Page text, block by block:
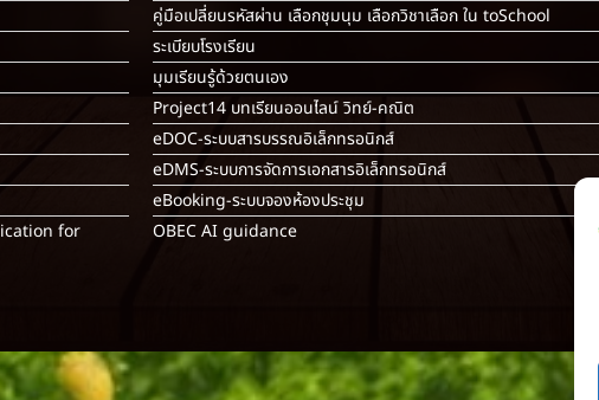
for
คู่มือเปลี่ยนรหัสผ่าน เลือกชุมนุม เลือกวิชาเลือก ใน toSchool
ระเบียบโรงเรียน
มุมเรียนรู้ด้วยตนเอง
Project14 บทเรียนออนไลน์ วิทย์-คณิต
eDOC-ระบบสารบรรณอิเล็กทรอนิกส์
eDMS-ระบบการจัดการเอกสารอิเล็กทรอนิกส์
eBooking-ระบบจองห้องประชุม
OBEC AI guidance